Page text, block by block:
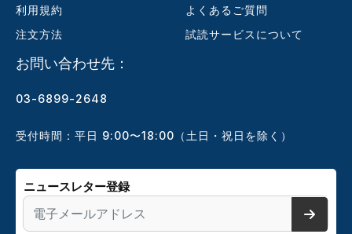
利用規約
注文方法
よくあるご質問
試読サービスについて
お問い合わせ先：
03-6899-2648
受付時間：平日 9:00〜18:00（土日・祝日を除く）
ニュースレター登録